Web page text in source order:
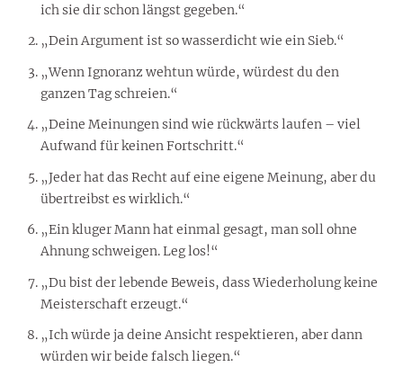
ich sie dir schon längst gegeben.“
„Dein Argument ist so wasserdicht wie ein Sieb.“
„Wenn Ignoranz wehtun würde, würdest du den
ganzen Tag schreien.“
„Deine Meinungen sind wie rückwärts laufen – viel
Aufwand für keinen Fortschritt.“
„Jeder hat das Recht auf eine eigene Meinung, aber du
übertreibst es wirklich.“
„Ein kluger Mann hat einmal gesagt, man soll ohne
Ahnung schweigen. Leg los!“
„Du bist der lebende Beweis, dass Wiederholung keine
Meisterschaft erzeugt.“
„Ich würde ja deine Ansicht respektieren, aber dann
würden wir beide falsch liegen.“